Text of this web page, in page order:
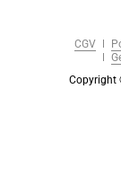
CGV
Copyright